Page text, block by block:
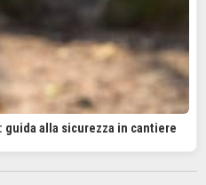
alla sicurezza in cantiere